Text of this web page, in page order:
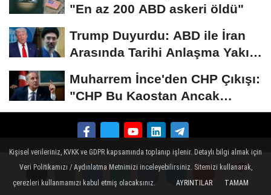
Yorumlar
Yorumlar
"En az 200 ABD askeri öldü"
Trump Duyurdu: ABD ile İran
Arasında Tarihi Anlaşma Yakın!
Muharrem İnce'den CHP Çıkışı:
"CHP Bu Kaostan Ancak
Üyelerle Genel...
Tanıtım Künye İletişim Çerez Politikası
Gizlilik İlkeleri
Kişisel verileriniz, KVKK ve GDPR kapsamında toplanıp işlenir. Detaylı bilgi almak için
Veri Politikamızı / Aydınlatma Metnimizi inceleyebilirsiniz. Sitemizi kullanarak,
çerezleri kullanmamızı kabul etmiş olacaksınız.
AYRINTILAR TAMAM